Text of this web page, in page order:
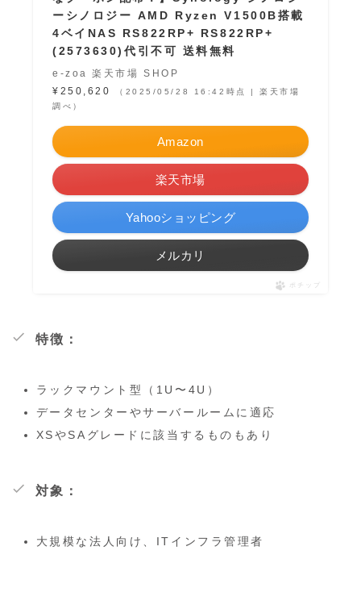
ーシノロジー AMD Ryzen V1500B搭載
4ベイNAS RS822RP+ RS822RP+
(2573630)代引不可 送料無料
e-zoa 楽天市場 SHOP
¥250,620
（2025/05/28 16:42時点 | 楽天市場
調べ）
Amazon
楽天市場
Yahooショッピング
メルカリ
ポチップ
特徴：
ラックマウント型（1U〜4U）
データセンターやサーバールームに適応
XSやSAグレードに該当するものもあり
対象：
大規模な法人向け、ITインフラ管理者